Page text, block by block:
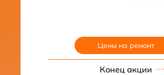
Цены на ремонт
Конец акции